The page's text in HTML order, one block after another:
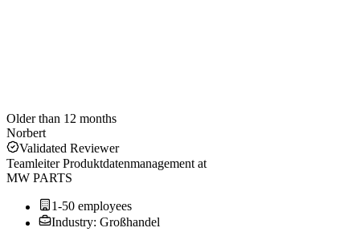
Older than 12 months
Norbert
Validated Reviewer
Teamleiter Produktdatenmanagement at
MW PARTS
1-50 employees
Industry: Großhandel